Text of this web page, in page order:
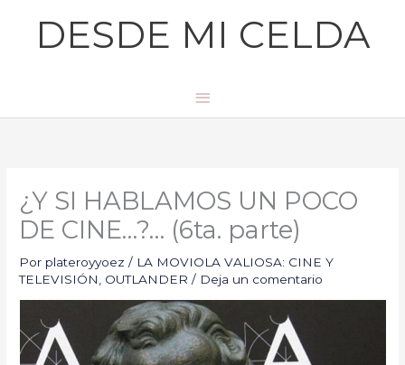
DESDE MI CELDA
Menú
principal
¿Y SI HABLAMOS UN POCO
DE CINE…?… (6ta. parte)
Por plateroyyoez/ LA MOVIOLA VALIOSA: CINE Y
TELEVISIÓN
OUTLANDER / Deja un comentario